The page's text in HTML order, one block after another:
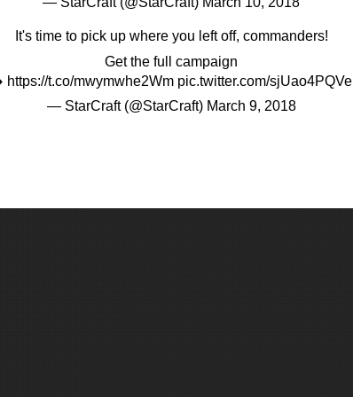
It's time to pick up where you left off, commanders!
Get the full campaign
https://t.co/mwymwhe2Wm pic.twitter.com/sjUao4PQVe
— StarCraft (@StarCraft) March 9, 2018